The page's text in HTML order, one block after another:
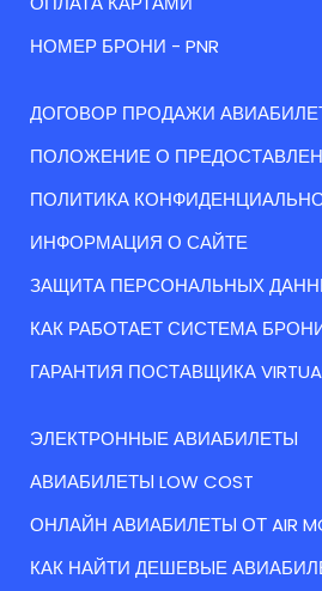
НОМЕР БРОНИ - PNR
ДОГОВОР ПРОДАЖИ
ПОЛОЖЕНИЕ О
ПОЛИТИКА
ИНФОРМАЦИЯ О САЙТЕ
ЗАЩИТА ПЕРСОНАЛЬНЫХ
КАК РАБОТАЕТ СИСТЕМА
ГАРАНТИЯ ПОСТАВЩИКА VIRTUAL
ЭЛЕКТРОННЫЕ АВИАБИЛЕТЫ
АВИАБИЛЕТЫ LOW COST
ОНЛАЙН АВИАБИЛЕТЫ ОТ AIR
КАК НАЙТИ ДЕШЕВЫЕ